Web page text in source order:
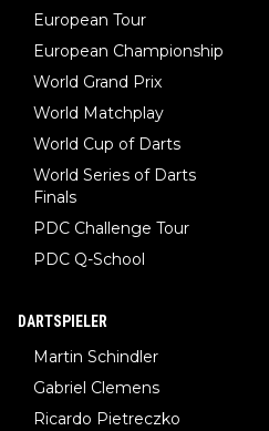
European Tour
European Championship
World Grand Prix
World Matchplay
World Cup of Darts
World Series of Darts
Finals
PDC Challenge Tour
PDC Q-School
DARTSPIELER
Martin Schindler
Gabriel Clemens
Ricardo Pietreczko